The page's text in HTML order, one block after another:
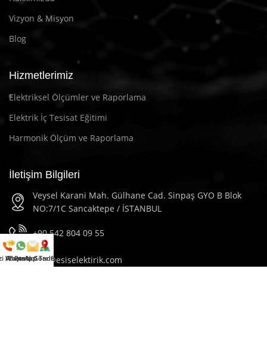
Vizyon & Misyon
Blog
Hizmetlerimiz
Elektriksel Ölçümler ve Raporlama
Elektrik İç Tesisat Eğitimi
Harmonik Ölçüm ve Raporlama
İletişim Bilgileri
Veysel Karani Mah. Gülhane Cad. Sinpaş GYO B Blok
NO:7/1C Sancaktepe / İSTANBUL
+90 542 804 09 55
info@esiselektirik.com
Arayın
WhatsApp
E-Posta Gönder
Yol Tarifi Al